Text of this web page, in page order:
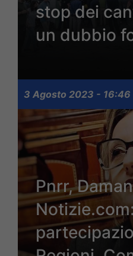
stop dei
un dubbio
3 Agosto 2023 - 16:46
Pnrr,